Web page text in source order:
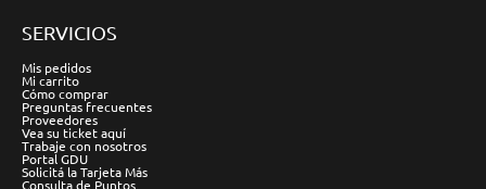
SERVICIOS
Mis pedidos
Mi carrito
Cómo comprar
Preguntas frecuentes
Proveedores
Vea su ticket aquí
Trabaje con nosotros
Portal GDU
Solicitá la Tarjeta Más
Consulta de Puntos